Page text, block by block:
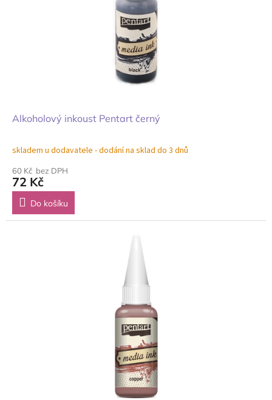
Alkoholový inkoust Pentart černý
skladem u dodavatele - dodání na sklad do 3 dnů
60 Kč bez DPH
72 Kč
Do košíku